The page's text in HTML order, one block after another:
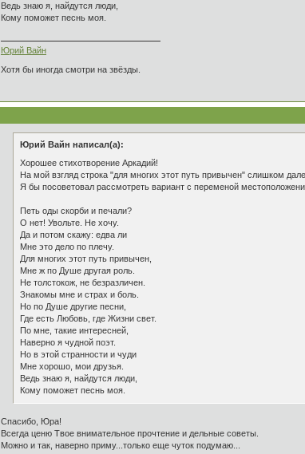
Ведь знаю я, найдутся люди,
Кому поможет песнь моя.
Юрий Вайн
Хотя бы иногда смотри на звёзды.
Юрий Вайн написал(а):
Хорошее стихотворение Аркадий!
На мой взгляд строка "для многих этот путь привычен" слишком
Я бы посоветовал рассмотреть вариант с переменой
Петь оды скорби и печали?
О нет! Увольте. Не хочу.
Да и потом скажу: едва ли
Мне это дело по плечу.
Для многих этот путь привычен,
Мне ж по Душе другая роль.
Не толстокож, не безразличен.
Знакомы мне и страх и боль.
Но по Душе другие песни,
Где есть Любовь, где Жизни свет.
По мне, такие интересней,
Наверно я чудной поэт.
Но в этой странности и чуди
Мне хорошо, мои друзья.
Ведь знаю я, найдутся люди,
Кому поможет песнь моя.
Спасибо, Юра!
Всегда ценю Твое внимательное прочтение и дельные советы.
Можно и так, наверно приму...только еще чуток подумаю...